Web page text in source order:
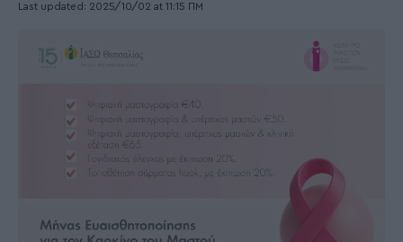
Last updated: 2025/10/02 at 11:15 ΠΜ